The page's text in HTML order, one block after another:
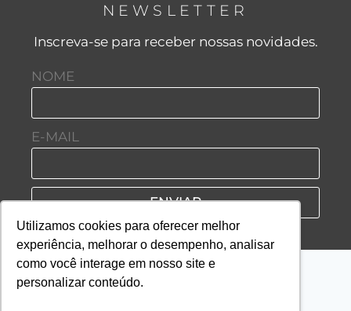
Utilizamos cookies para oferecer melhor
experiência, melhorar o desempenho, analisar
como você interage em nosso site e
personalizar conteúdo.
NEWSLETTER
Inscreva-se para receber nossas novidades.
NOME
E-MAIL
ENVIAR